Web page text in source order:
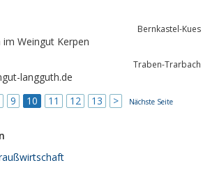
Bernkastel-Kues
Weingut Kerpen
Traben-Trarbach
langguth.de
9 10 11 12 13 > Nächste Seite